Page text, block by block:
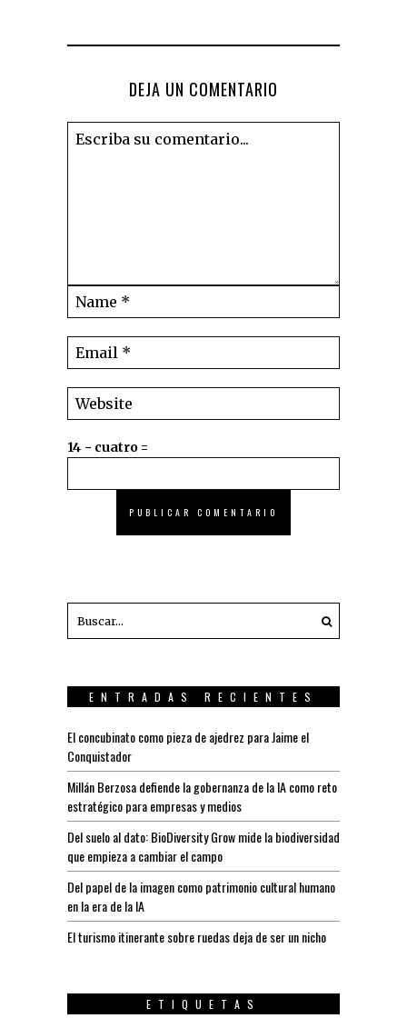
DEJA UN COMENTARIO
14 − cuatro =
ENTRADAS RECIENTES
El concubinato como pieza de ajedrez para Jaime el
Conquistador
Millán Berzosa defiende la gobernanza de la IA como reto
estratégico para empresas y medios
Del suelo al dato: BioDiversity Grow mide la biodiversidad
que empieza a cambiar el campo
Del papel de la imagen como patrimonio cultural humano
en la era de la IA
El turismo itinerante sobre ruedas deja de ser un nicho
ETIQUETAS